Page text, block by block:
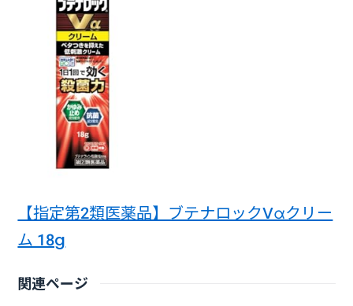
【指定第2類医薬品】ブテナロックVαクリー
ム 18g
関連ページ